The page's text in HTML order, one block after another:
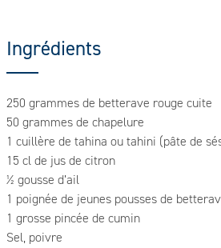
Ingrédients
250 grammes de betterave rouge cuite
50 grammes de chapelure
1 cuillère de tahina ou tahini (pâte de
15 cl de jus de citron
½ gousse d’ail
1 poignée de jeunes pousses de
1 grosse pincée de cumin
Sel, poivre